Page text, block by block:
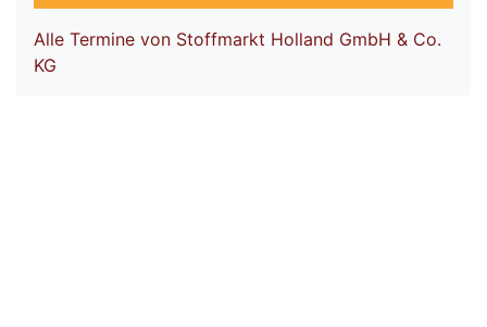
Alle Termine von Stoffmarkt Holland GmbH & Co.
KG